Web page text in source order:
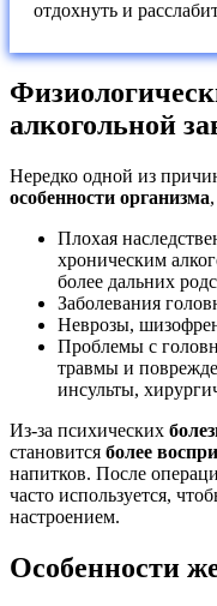
отдохнуть и
алкогольной
Нередко одной из
особенности организма
Плохая
хроническим
более дальних
Заболевания
Неврозы,
Проблемы с
травмы и
инсульты,
Из-за психических
становится более
напитков. После
часто используется,
настроением.
Особенности